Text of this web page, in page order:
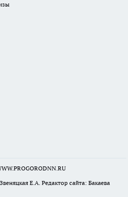
Е.А. Редактор сайта: Бакаева